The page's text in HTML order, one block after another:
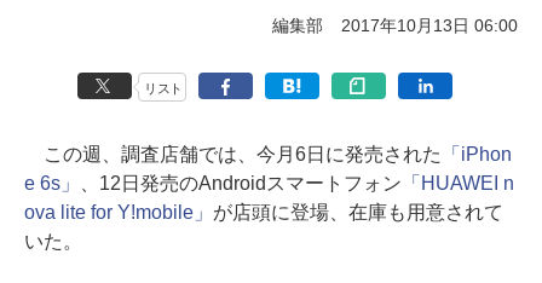
編集部 2017年10月13日 06:00
リスト
この週、調査店舗では、今月6日に発売された
「iPhon
e 6s」
、12日発売のAndroidスマートフォン 「HUAWEI n
ova lite for Y!mobile」 が店頭に登場、在庫も用意されて
いた。